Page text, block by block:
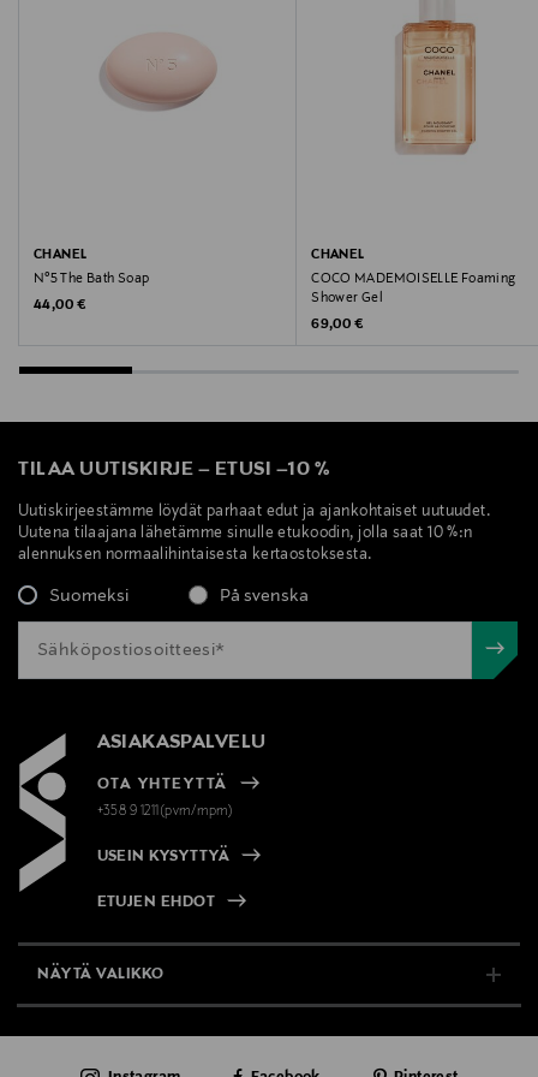
CHLORPHENESIN, LINALOOL, GERANIOL, ALPHA-
ISOMETHYL IONONE, COUMARIN, FARNESOL,
LIMONENE, CITRONELLOL, BENZYL ALCOHOL, BENZYL
BENZOATE, BENZYL SALICYLATE (F.I.L. N70056257/1).
Valmistaja
Loreal Finland Oy
Valmistajan osoite
Digitaalinen osoite
neuvonta@loreal.com
kosteusvoide, voide, ihonhoito
CHANEL
N°5 The Bath Soap
Original Price
44,00 €
CHANEL
COCO MADEMOISELLE Foaming
Shower Gel
Original Price
69,00 €
TILAA UUTISKIRJE – ETUSI –10 %
Uutiskirjeestämme löydät parhaat edut ja ajankohtaiset uutuudet.
Uutena tilaajana lähetämme sinulle etukoodin, jolla saat 10 %:n
alennuksen normaalihintaisesta kertaostoksesta.
Suomeksi På svenska
ASIAKASPALVELU
OTA YHTEYTTÄ
+358 9 1211(pvm/mpm)
USEIN KYSYTTYÄ
ETUJEN EHDOT
NÄYTÄ VALIKKO